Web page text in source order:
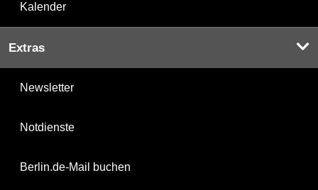
Kalender
Extras
Newsletter
Notdienste
Berlin.de-Mail buchen